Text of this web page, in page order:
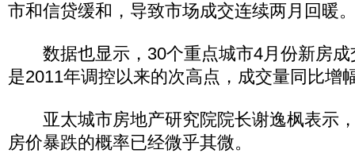
市和信贷缓和，导致市场成交连续两月回暖
数据也显示，30个重点城市4月份新房成
是2011年调控以来的次高点，成交量同比增
亚太城市房地产研究院院长谢逸枫表示
房价暴跌的概率已经微乎其微。